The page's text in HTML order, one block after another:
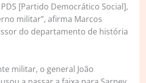
[Partido Democrático Social],
militar”, afirma Marcos
do departamento de história
militar, o general João